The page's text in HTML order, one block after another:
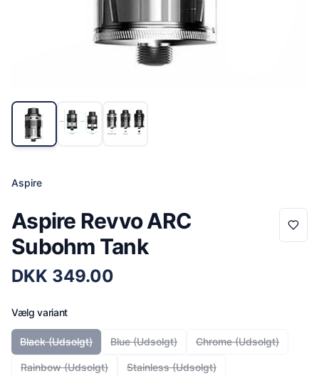
Aspire
Aspire Revvo ARC
Subohm Tank
DKK 349.00
Vælg variant
Black(Udsolgt) Blue(Udsolgt) Chrome(Udsolgt)
Rainbow(Udsolgt) Stainless(Udsolgt)